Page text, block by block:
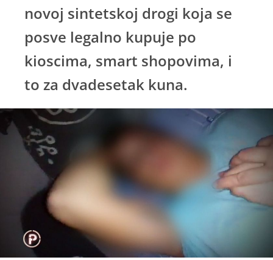
novoj sintetskoj drogi koja se
posve legalno kupuje po
kioscima, smart shopovima, i
to za dvadesetak kuna.